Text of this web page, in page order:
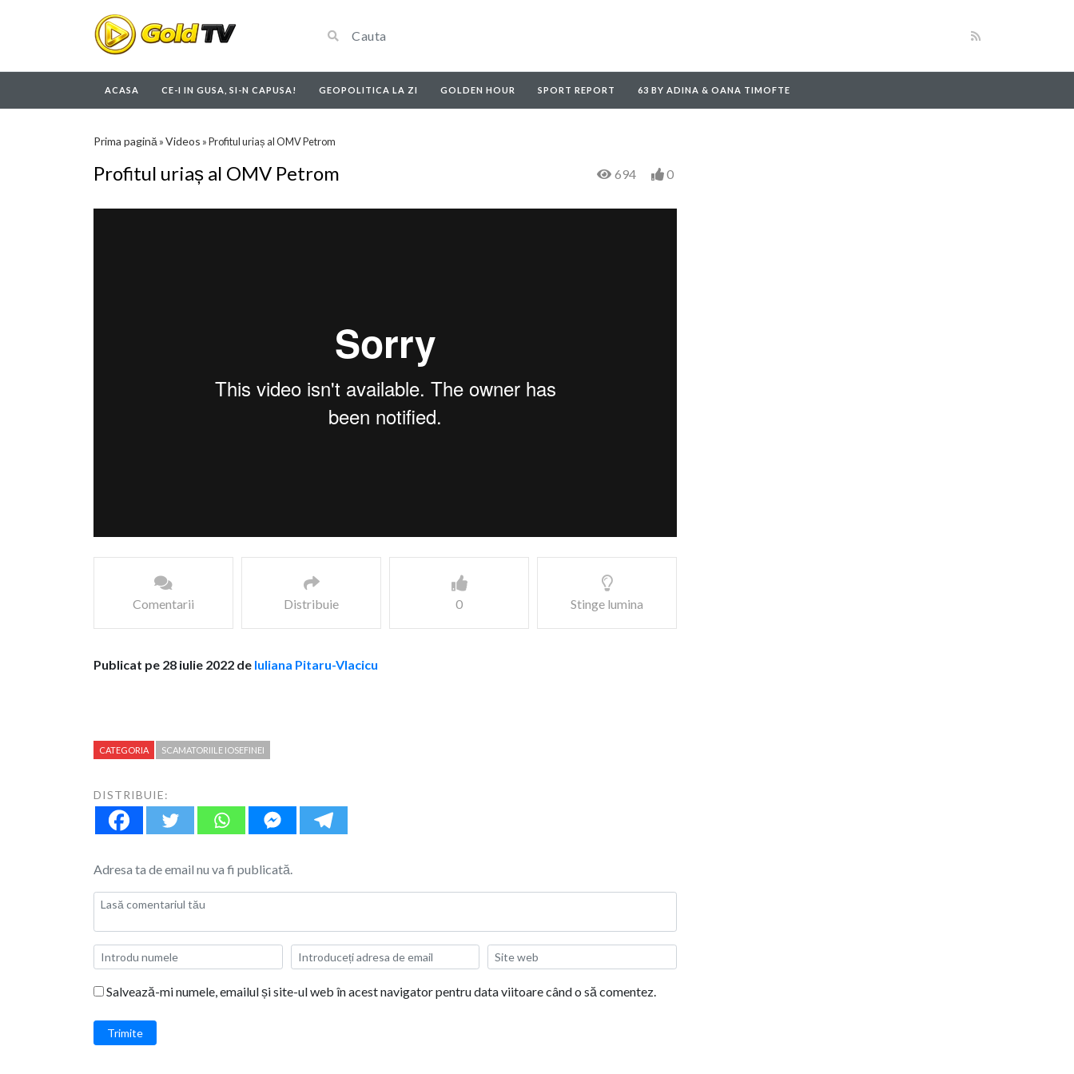
ACASA CE-I IN GUSA, SI-N CAPUSA! GEOPOLITICA LA ZI GOLDEN HOUR SPORT REPORT 63 BY ADINA & OANA TIMOFTE
Prima pagină »Videos »Profitul uriaș al OMV Petrom
Profitul uriaș al OMV Petrom 694 0
Comentarii Distribuie 0 Stinge lumina
Publicat pe 28 iulie 2022 de Iuliana Pitaru-Vlacicu
CATEGORIA SCAMATORIILE IOSEFINEI
DISTRIBUIE:
Adresa ta de email nu va fi publicată.
Salvează-mi numele, emailul și site-ul web în acest navigator pentru data viitoare când o să comentez.
Trimite